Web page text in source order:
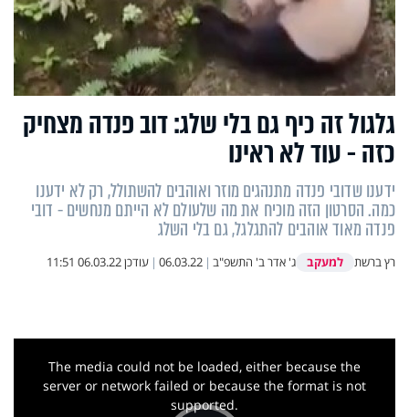
גלגול זה כיף גם בלי שלג: דוב פנדה מצחיק
כזה - עוד לא ראינו
ידענו שדובי פנדה מתנהגים מוזר ואוהבים להשתולל, רק לא ידענו
כמה. הסרטון הזה מוכיח את מה שלעולם לא הייתם מנחשים - דובי
פנדה מאוד אוהבים להתגלגל, גם בלי השלג
רץ ברשת למעקב ג' אדר ב' התשפ"ב |
06.03.22
| עודכן06.03.22 11:51
This
The media could not be loaded, either because the
server or network failed or because the format is not
supported.